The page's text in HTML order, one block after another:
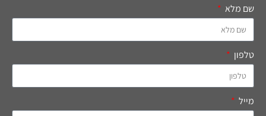
שם מלא
טלפון
מייל